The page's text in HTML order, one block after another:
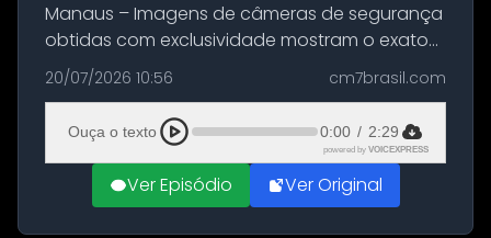
Manaus – Imagens de câmeras de segurança
obtidas com exclusividade mostram o exato
momento da fuga do principal suspeito da
morte de Larissa Araújo, de 28 anos. O crime
ocorreu na noite deste último d...
20/07/2026 10:56 cm7brasil.com
Ouça o texto 0:00 / 2:29
powered by VOICEXPRESS
Ver Episódio Ver Original